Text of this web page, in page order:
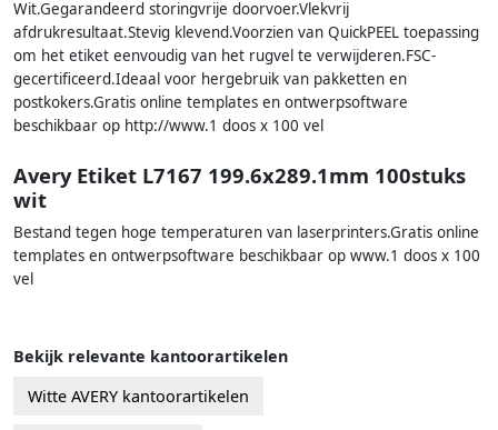
Wit.Gegarandeerd storingvrije doorvoer.Vlekvrij
afdrukresultaat.Stevig klevend.Voorzien van QuickPEEL toepassing
om het etiket eenvoudig van het rugvel te verwijderen.FSC-
gecertificeerd.Ideaal voor hergebruik van pakketten en
postkokers.Gratis online templates en ontwerpsoftware
beschikbaar op http://www.1 doos x 100 vel
Avery Etiket L7167 199.6x289.1mm 100stuks
wit
Bestand tegen hoge temperaturen van laserprinters.Gratis online
templates en ontwerpsoftware beschikbaar op www.1 doos x 100
vel
Bekijk relevante kantoorartikelen
Witte AVERY kantoorartikelen